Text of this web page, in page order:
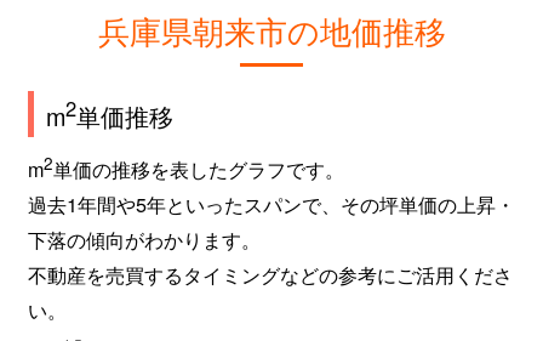
兵庫県朝来市の地価推移
m2単価推移
m2単価の推移を表したグラフです。
過去1年間や5年といったスパンで、その坪単価の上昇・
下落の傾向がわかります。
不動産を売買するタイミングなどの参考にご活用くださ
い。